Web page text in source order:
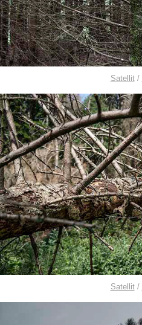
Satellit/
Satellit/